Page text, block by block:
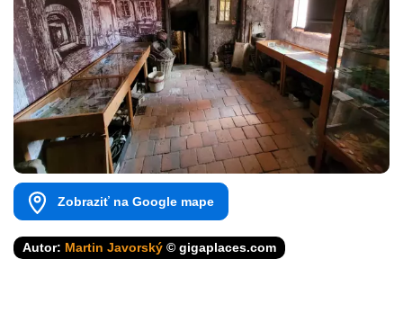
Zobraziť na Google mape
Autor: Martin Javorský © gigaplaces.com